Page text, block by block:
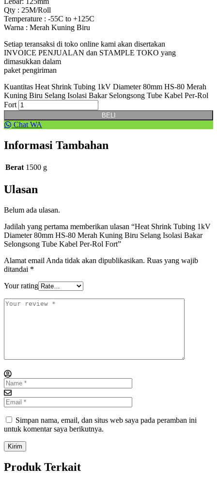
Qty : 25M/Roll
Temperature : -55C to +125C
Warna : Merah Kuning Biru
Setiap teransaksi di toko online kami akan disertakan
INVOICE PENJUALAN dan STAMPLE TOKO yang
dimasukkan dalam
paket pengiriman
Kuantitas Heat Shrink Tubing 1kV Diameter 80mm HS-80 Merah
Kuning Biru Selang Isolasi Bakar Selongsong Tube Kabel Per-Rol
Fort
BELI
Chat WA
Informasi Tambahan
Berat 1500 g
Ulasan
Belum ada ulasan.
Jadilah yang pertama memberikan ulasan “Heat Shrink Tubing 1kV
Diameter 80mm HS-80 Merah Kuning Biru Selang Isolasi Bakar
Selongsong Tube Kabel Per-Rol Fort”
Alamat email Anda tidak akan dipublikasikan. Ruas yang wajib
ditandai *
Your rating
Simpan nama, email, dan situs web saya pada peramban ini
untuk komentar saya berikutnya.
Produk Terkait